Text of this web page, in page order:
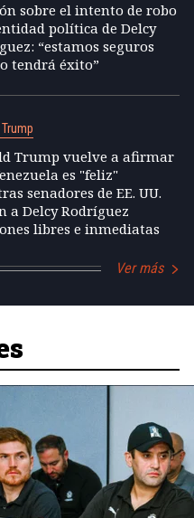
sobre el intento de robo
política de Delcy
“estamos seguros
tendrá éxito”
Trump vuelve a afirmar
es "feliz"
senadores de EE. UU.
a Delcy Rodríguez
libres e inmediatas
Ver más